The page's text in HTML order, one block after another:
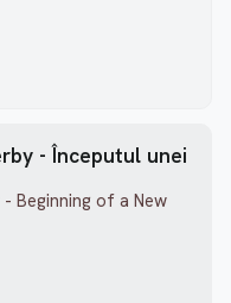
- Începutul unei
Beginning of a New